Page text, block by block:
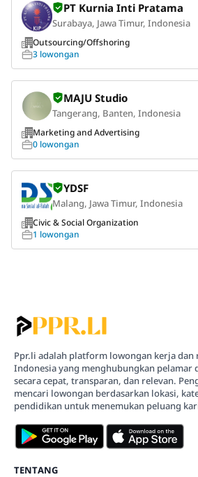
PT Kurnia Inti Pratama
Surabaya, Jawa Timur, Indonesia
Outsourcing/Offshoring
3 lowongan
MAJU Studio
Tangerang, Banten, Indonesia
Marketing and Advertising
0 lowongan
YDSF
Malang, Jawa Timur, Indonesia
Civic & Social Organization
1 lowongan
Ppr.li adalah platform lowongan kerja dan
Indonesia yang menghubungkan pelamar
secara cepat, transparan, dan relevan.
mencari lowongan berdasarkan lokasi,
pendidikan untuk menemukan peluang
TENTANG